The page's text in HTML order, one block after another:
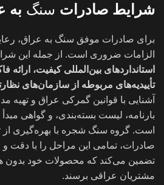
شرایط صادرات سنگ به
برای صادرات موفق سنگ به عراق،
الزامات ضروری است. از جمله این
استانداردهای بین‌المللی کیفیت، ارائه
تأییدیه‌های مربوطه از سازمان‌های
آشنایی با قوانین گمرکی عراق و تهیه
بارنامه، لیست بسته‌بندی، و گواهی مبدأ
است. گروه سنگ شجره با بهره‌گیری از
صادرات، تمامی این مراحل را با دقت
تضمین می‌کند که محصولات خود
مشتریان عراقی برسند.